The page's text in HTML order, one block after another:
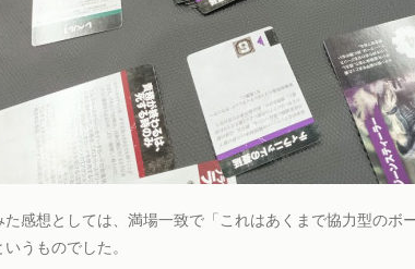
た感想としては、満場一致で「これはあくまで協力型のボ
うものでした。